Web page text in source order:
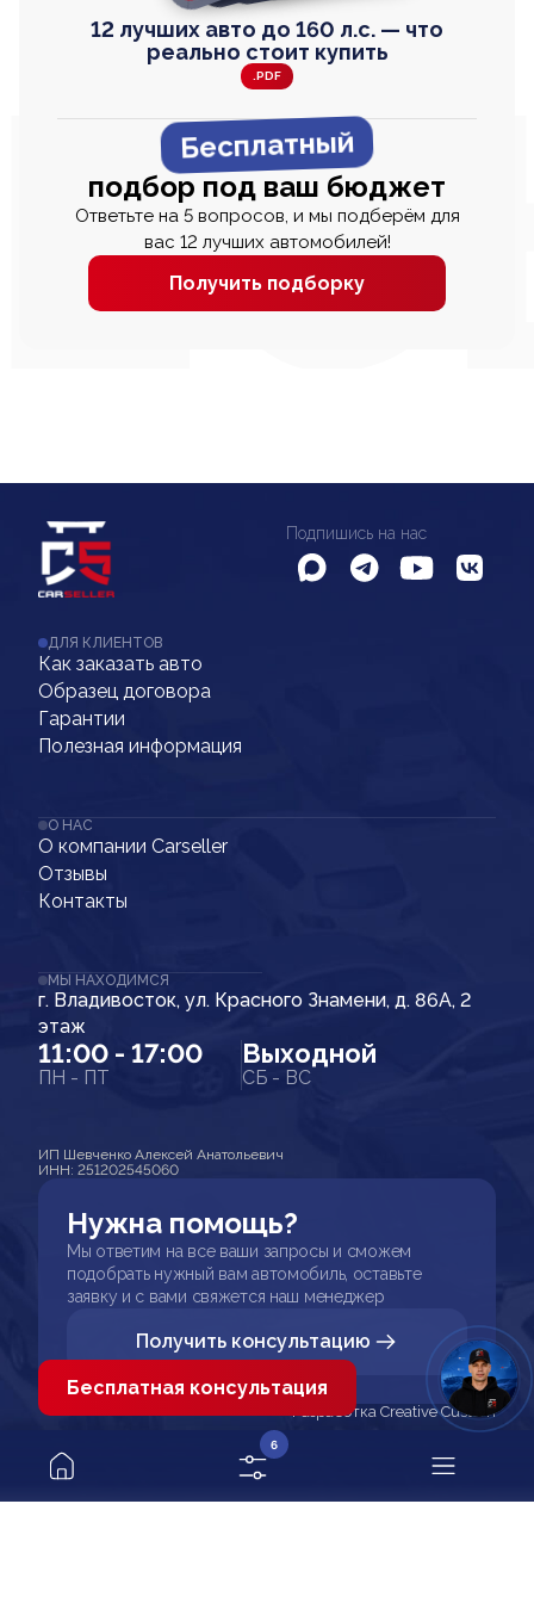
12 лучших авто до 160 л.с. — что
реально стоит купить
.PDF
Бесплатный
подбор под ваш бюджет
Ответьте на 5 вопросов, и мы подберём для
вас 12 лучших автомобилей!
Получить подборку
Подпишись на нас
ДЛЯ КЛИЕНТОВ
Как заказать авто
Образец договора
Гарантии
Полезная информация
О НАС
О компании Carseller
Отзывы
Контакты
МЫ НАХОДИМСЯ
г. Владивосток, ул. Красного Знамени, д. 86А, 2
этаж
11:00 - 17:00
ПН - ПТ
Выходной
СБ - ВС
ИП Шевченко Алексей Анатольевич
ИНН: 251202545060
Нужна помощь?
Мы ответим на все ваши запросы и сможем
подобрать нужный вам автомобиль, оставьте
заявку и с вами свяжется наш менеджер
Получить консультацию
Разработка Creative Custom
6
Бесплатная консультация